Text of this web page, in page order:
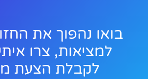
בואו נהפוך את
למציאות, צרו
לקבלת הצעת